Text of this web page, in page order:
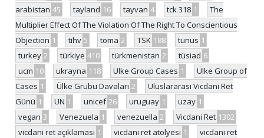
arabistan 45 tayland 16 tayvan 4 tck 318 1
The
Multiplier Effect Of The Violation Of The Right To Conscientious
Objection 1 tihv 5 toma 2 TSK 188 tunus 1
turkey 2 türkiye 410 türkmenistan 2 tüsiad 6
ucm 10 ukrayna 118 Ulke Group Cases 1
Ülke Group of
Cases 1 Ülke Grubu Davaları 2
Uluslararası Vicdani Ret
Günü 1 UN 1 unicef 26 uruguay 1 uzay 1
vegan 3 Venezuela 1 venezuella 2 Vicdani Ret 1302
vicdani ret açıklaması 1 vicdani ret atölyesi 1
vicdani ret